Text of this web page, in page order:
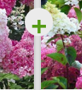
als
gepflanzt
+